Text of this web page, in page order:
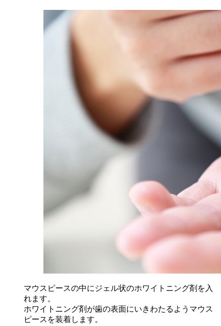
マウスピースの中にジェル状のホワイトニング剤を入
れます。
ホワイトニング剤が歯の表面にいきわたるようマウス
ピースを装着します。